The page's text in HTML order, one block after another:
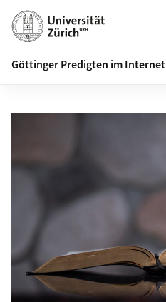
Göttinger Predigten im Internet